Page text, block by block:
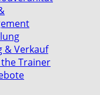
& Verkauf
Trainer